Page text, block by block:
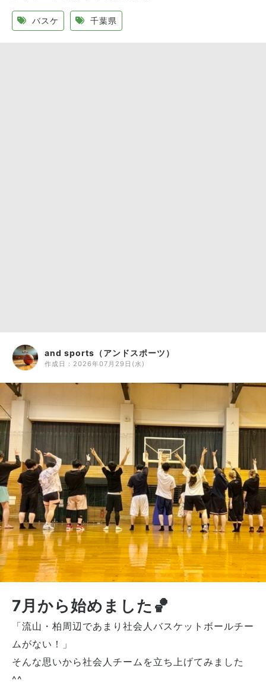
バスケ 千葉県
and sports（アンドスポーツ）
作成日： 2026年07月29日(水)
7月から始めました🏀
「流山・柏周辺であまり社会人バスケットボールチー
ムがない！」
そんな思いから社会人チームを立ち上げてみました
^^